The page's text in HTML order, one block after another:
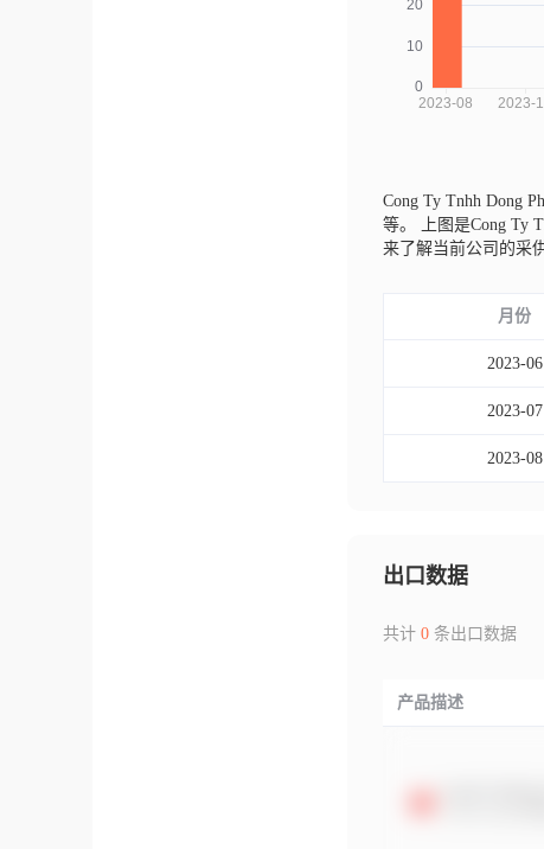
Cong Ty Tnhh Dong
等。
上图是Cong Ty
来了解当前公司的采
月份
2023-06
2023-07
2023-08
出口数据
共计 0条出口数据
产品描述